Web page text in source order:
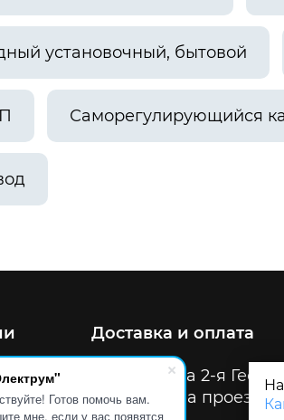
Готов помочь вам.
мне, если у вас появятся
установочный, бытовой
Саморегулирующийся
Доставка и оплата
47 34
Улица 2-я
Схема проезда